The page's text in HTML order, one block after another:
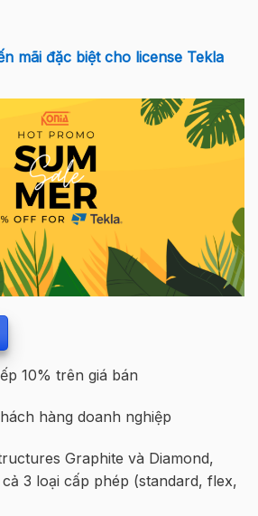
mãi đặc biệt cho license Tekla
10% trên giá bán
hàng doanh nghiệp
Graphite và Diamond,
3 loại cấp phép (standard, flex,